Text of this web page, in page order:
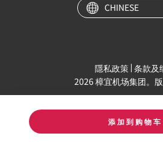
添加到购物车
CHINESE
隱私政策 条款及
2026 樟宜机场集团。版